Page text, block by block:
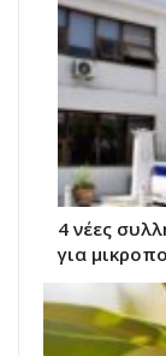
4 νέες
για